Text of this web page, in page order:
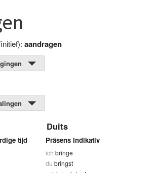
aandragen
Duits
tijd Präsens Indikativ
ich bringe
du bringst